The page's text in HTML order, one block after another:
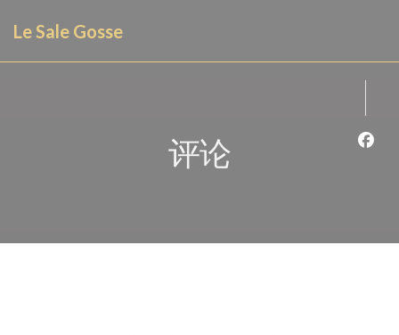
Le Sale Gosse
评论